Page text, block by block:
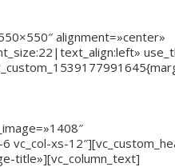
alignment=»center»
vc_col-xs-
title»][vc_column_text]